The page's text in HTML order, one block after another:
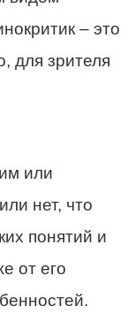
– это
для зрителя
или
нет, что
понятий и
от его